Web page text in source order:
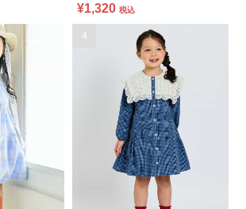
¥1,320 税込
4